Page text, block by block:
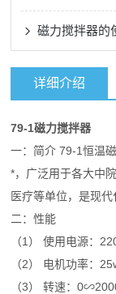
磁力搅拌器的
详细介绍
79-1磁力搅拌器
一：简介 79-1恒温
*，广泛用于各大中
医疗等单位，是现代
二：性能
（1） 使用电源：
（2） 电机功率：
（3） 转速：